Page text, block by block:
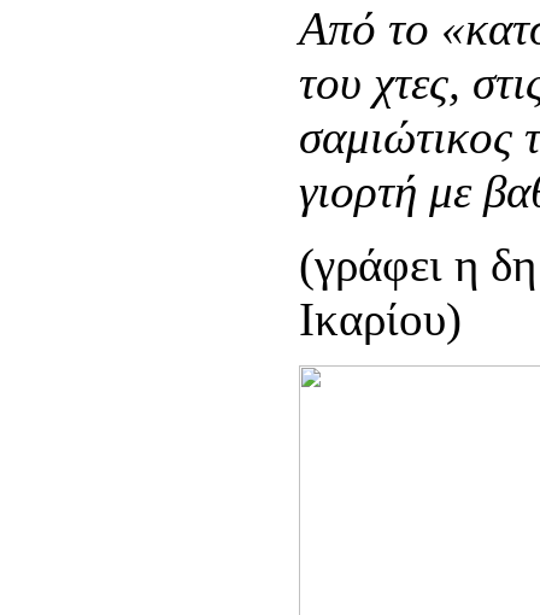
Από το
του χτες,
σαμιώτικος
γιορτή με
(γράφει η
Ικαρίου)